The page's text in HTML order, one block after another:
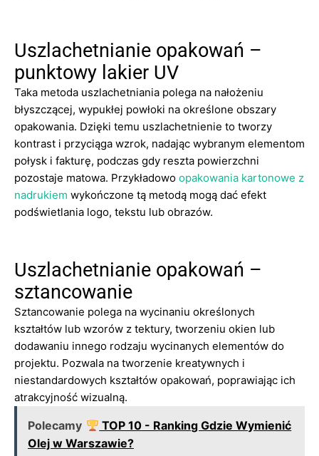
Uszlachetnianie opakowań –
punktowy lakier UV
Taka metoda uszlachetniania polega na nałożeniu
błyszczącej, wypukłej powłoki na określone obszary
opakowania. Dzięki temu uszlachetnienie to tworzy
kontrast i przyciąga wzrok, nadając wybranym elementom
połysk i fakturę, podczas gdy reszta powierzchni
pozostaje matowa. Przykładowo opakowania kartonowe z
nadrukiem wykończone tą metodą mogą dać efekt
podświetlania logo, tekstu lub obrazów.
Uszlachetnianie opakowań –
sztancowanie
Sztancowanie polega na wycinaniu określonych
kształtów lub wzorów z tektury, tworzeniu okien lub
dodawaniu innego rodzaju wycinanych elementów do
projektu. Pozwala na tworzenie kreatywnych i
niestandardowych kształtów opakowań, poprawiając ich
atrakcyjność wizualną.
Polecamy
TOP 10 - Ranking Gdzie Wymienić
Olej w Warszawie?